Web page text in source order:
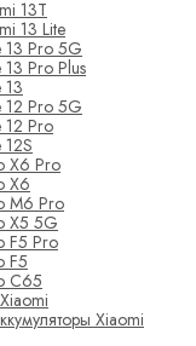
13T
13 Lite
13 Pro 5G
13 Pro Plus
13
12 Pro 5G
12 Pro
X6 Pro
X6
M6 Pro
X5 5G
F5 Pro
F5
C65
Xiaomi